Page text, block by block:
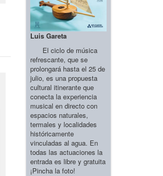
Luis Gareta
El ciclo de música
refrescante, que se
prolongará hasta el 25 de
julio, es una propuesta
cultural itinerante que
conecta la experiencia
musical en directo con
espacios naturales,
termales y localidades
históricamente
vinculadas al agua. En
todas las actuaciones la
entrada es libre y gratuita
¡Pincha la foto!